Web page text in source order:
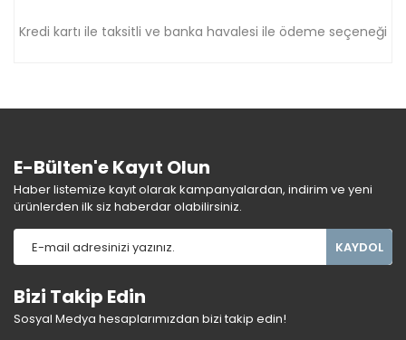
Kredi kartı ile taksitli ve banka havalesi ile ödeme seçeneği
E-Bülten'e Kayıt Olun
Haber listemize kayıt olarak kampanyalardan, indirim ve yeni
ürünlerden ilk siz haberdar olabilirsiniz.
KAYDOL
Bizi Takip Edin
Sosyal Medya hesaplarımızdan bizi takip edin!